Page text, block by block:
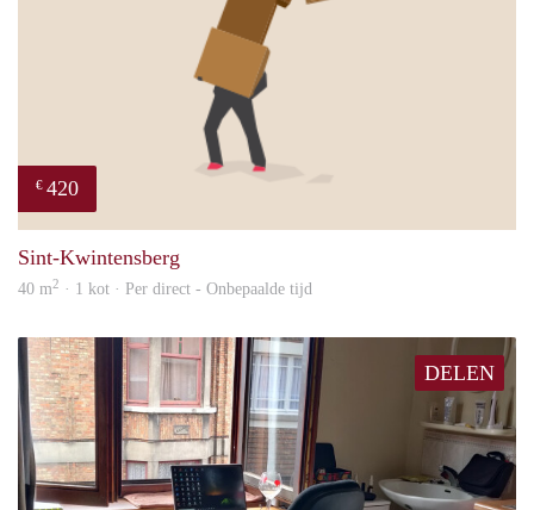
€ 420
Sint-Kwintensberg
40 m2 · 1 kot · Per direct - Onbepaalde tijd
DELEN